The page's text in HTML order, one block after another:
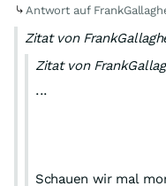
Antwort auf
Zitat von
Zitat von
...
Schauen wir mal